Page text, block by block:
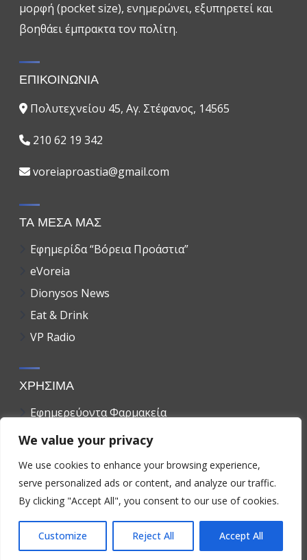
We value your privacy
We use cookies to enhance your browsing experience,
serve personalized ads or content, and analyze our traffic.
By clicking "Accept All", you consent to our use of cookies.
Customize Reject All Accept All
μορφή (pocket size), ενημερώνει, εξυπηρετεί και
βοηθάει έμπρακτα τον πολίτη.
ΕΠΙΚΟΙΝΩΝΙΑ
Πολυτεχνείου 45, Αγ. Στέφανος, 14565
210 62 19 342
voreiaproastia@gmail.com
ΤΑ ΜΕΣΑ ΜΑΣ
Εφημερίδα “Βόρεια Προάστια”
eVoreia
Dionysos News
Eat & Drink
VP Radio
ΧΡΗΣΙΜΑ
Εφημερεύοντα Φαρμακεία
Εφημερεύοντα Νοσοκομεία
Όροι Χρήσης & Πολιτική Απορρήτου